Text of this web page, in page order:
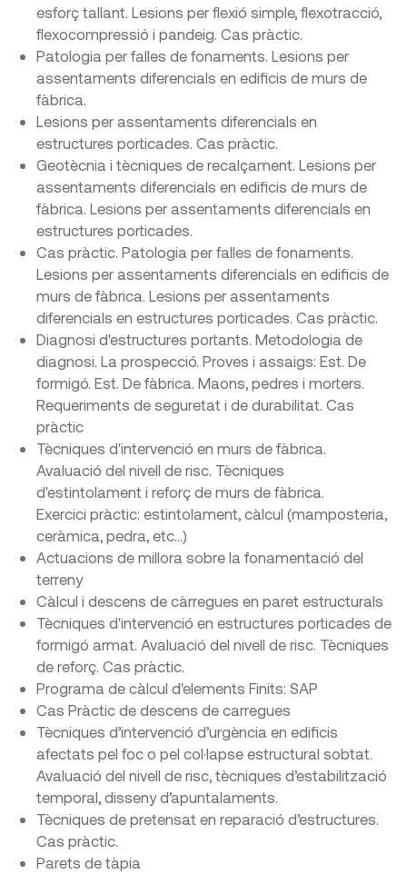
esforç tallant. Lesions per flexió simple, flexotracció,
flexocompressió i pandeig. Cas pràctic.
Patologia per falles de fonaments. Lesions per
assentaments diferencials en edificis de murs de
fàbrica.
Lesions per assentaments diferencials en
estructures porticades. Cas pràctic.
Geotècnia i tècniques de recalçament. Lesions per
assentaments diferencials en edificis de murs de
fàbrica. Lesions per assentaments diferencials en
estructures porticades.
Cas pràctic. Patologia per falles de fonaments.
Lesions per assentaments diferencials en edificis de
murs de fàbrica. Lesions per assentaments
diferencials en estructures porticades. Cas pràctic.
Diagnosi d'estructures portants. Metodologia de
diagnosi. La prospecció. Proves i assaigs: Est. De
formigó. Est. De fàbrica. Maons, pedres i morters.
Requeriments de seguretat i de durabilitat. Cas
pràctic
Tècniques d'intervenció en murs de fàbrica.
Avaluació del nivell de risc. Tècniques
d'estintolament i reforç de murs de fàbrica.
Exercici pràctic: estintolament, càlcul (mamposteria,
ceràmica, pedra, etc...)
Actuacions de millora sobre la fonamentació del
terreny
Càlcul i descens de càrregues en paret estructurals
Tècniques d'intervenció en estructures porticades de
formigó armat. Avaluació del nivell de risc. Tècniques
de reforç. Cas pràctic.
Programa de càlcul d'elements Finits: SAP
Cas Pràctic de descens de carregues
Tècniques d’intervenció d’urgència en edificis
afectats pel foc o pel col·lapse estructural sobtat.
Avaluació del nivell de risc, tècniques d’estabilització
temporal, disseny d’apuntalaments.
Tècniques de pretensat en reparació d’estructures.
Cas pràctic.
Parets de tàpia